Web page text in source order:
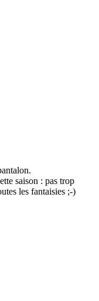
saison : pas trop
les fantaisies ;-)